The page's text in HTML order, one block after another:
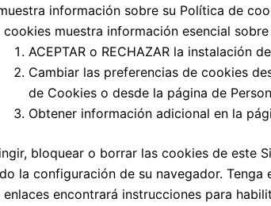
información sobre su Política de
cookies muestra información esencial
ACEPTAR o RECHAZAR la instalación
Cambiar las preferencias de cookies
de Cookies o desde la página de
Obtener información adicional en la
bloquear o borrar las cookies de este
la configuración de su navegador.
enlaces encontrará instrucciones para